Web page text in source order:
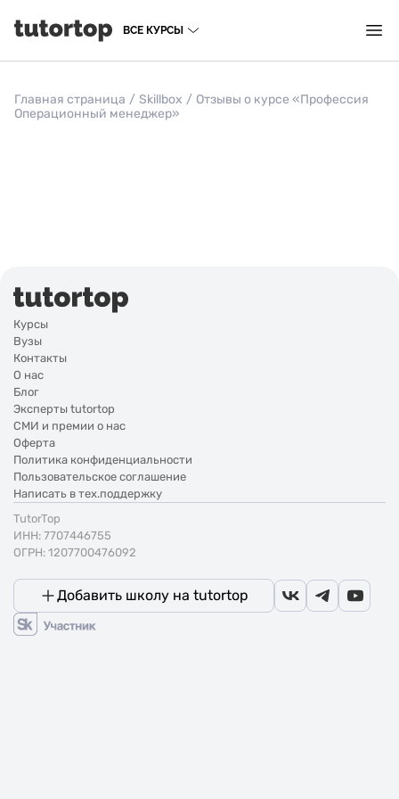
ВСЕ КУРСЫ
Главная страница / Skillbox / Отзывы о курсе «Профессия
Операционный менеджер»
Курсы
Вузы
Контакты
О нас
Блог
Эксперты tutortop
СМИ и премии о нас
Оферта
Политика конфиденциальности
Пользовательское соглашение
Написать в тех.поддержку
TutorTop
ИНН: 7707446755
ОГРН: 1207700476092
Добавить школу на tutortop